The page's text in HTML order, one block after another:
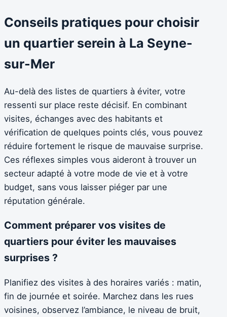
Conseils pratiques pour choisir
un quartier serein à La Seyne-
sur-Mer
Au-delà des listes de quartiers à éviter, votre
ressenti sur place reste décisif. En combinant
visites, échanges avec des habitants et
vérification de quelques points clés, vous pouvez
réduire fortement le risque de mauvaise surprise.
Ces réflexes simples vous aideront à trouver un
secteur adapté à votre mode de vie et à votre
budget, sans vous laisser piéger par une
réputation générale.
Comment préparer vos visites de
quartiers pour éviter les mauvaises
surprises ?
Planifiez des visites à des horaires variés : matin,
fin de journée et soirée. Marchez dans les rues
voisines, observez l’ambiance, le niveau de bruit,